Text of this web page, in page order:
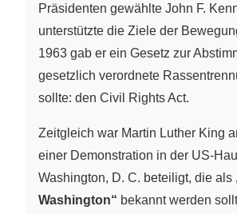
Präsidenten gewählte John F.
unterstützte die Ziele der
1963 gab er ein Gesetz zur
gesetzlich verordnete
sollte: den Civil Rights Act.
Zeitgleich war Martin Luther King
einer Demonstration in der US-
Washington, D. C. beteiligt, die als
Washington“ bekannt werden